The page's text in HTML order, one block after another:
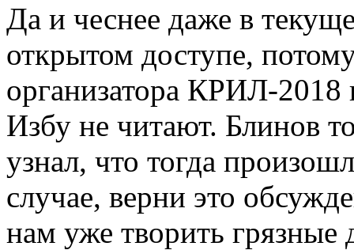
Да и чеснее даже в
открытом доступе,
организатора КРИЛ-2018
Избу не читают. Блинов
узнал, что тогда
случае, верни это
нам уже творить